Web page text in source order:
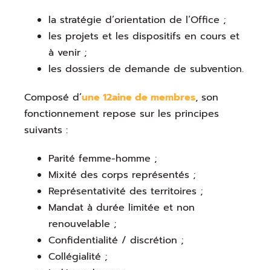
la stratégie d’orientation de l’Office ;
les projets et les dispositifs en cours et
à venir ;
les dossiers de demande de subvention.
Composé d’une 12aine de membres, son
fonctionnement repose sur les principes
suivants :
Parité femme-homme ;
Mixité des corps représentés ;
Représentativité des territoires ;
Mandat à durée limitée et non
renouvelable ;
Confidentialité / discrétion ;
Collégialité ;